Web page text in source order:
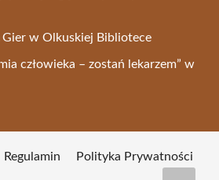
w Olkuskiej Bibliotece
człowieka – zostań lekarzem” w
Regulamin Polityka Prywatności